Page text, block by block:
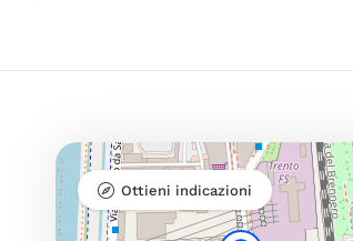
Ottieni indicazioni